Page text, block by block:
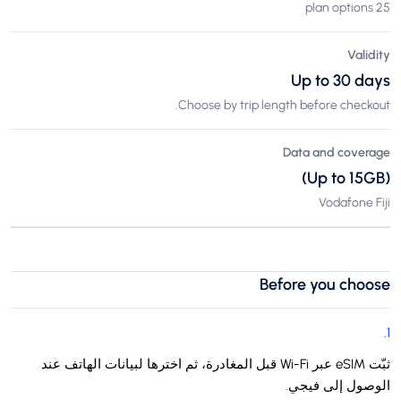
25 plan options
Validity
Up to 30 days
Choose by trip length before checkout.
Data and coverage
(Up to 15GB)
Vodafone Fiji
Before you choose
1
.
ثبّت eSIM عبر Wi-Fi قبل المغادرة، ثم اخترها لبيانات الهاتف عند
الوصول إلى فيجي.